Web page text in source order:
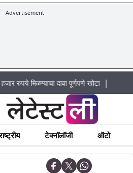
Advertisement
दावा पूर्णपणे खोटा|
टेक्नॉलॉजी ऑटो